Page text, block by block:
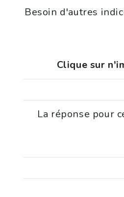
Besoin d'autres
Clique sur
La réponse pour